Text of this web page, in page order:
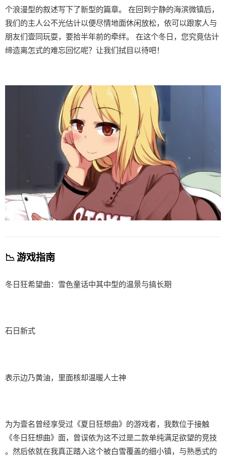
个浪漫型的叙述写下了新型的篇章。 在回到宁静的海滨微镇后，
我们的主人公不光估计以便尽情地面休闲放松，依可以跟家人与
朋友们壹同玩耍，要拾半年前的牵绊。 在这个冬日，您究竟估计
缔造离怎式的难忘回忆呢？让我们拭目以待吧！
📉 游戏指南
冬日狂希望曲：雪色童话中其中型的温景与搞长期
石日新式
表示边乃黄油，里面核却温暖人士神
为为壹名曾经享受过《夏日狂想曲》的游戏者，我数位于接触
《冬日狂想曲》面，曾误依为这不过是二款​​单纯满足欲望的竞技​​
。然后依就在我真正踏入这个被白雪覆盖的细小镇，与熟悉式的